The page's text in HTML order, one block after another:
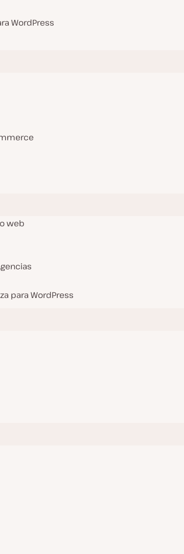
WordPress
web
para WordPress